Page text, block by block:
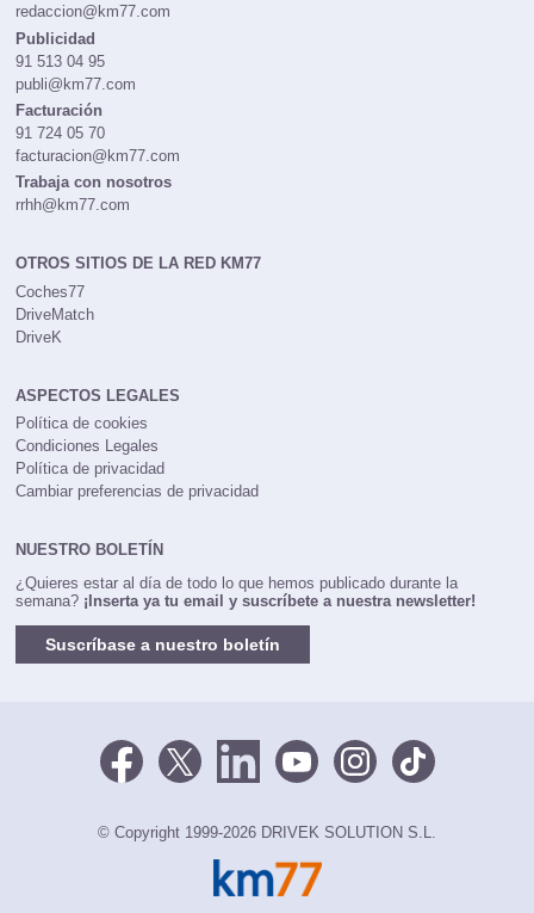
redaccion@km77.com
Publicidad
91 513 04 95
publi@km77.com
Facturación
91 724 05 70
facturacion@km77.com
Trabaja con nosotros
rrhh@km77.com
OTROS SITIOS DE LA RED KM77
Coches77
DriveMatch
DriveK
ASPECTOS LEGALES
Política de cookies
Condiciones Legales
Política de privacidad
Cambiar preferencias de privacidad
NUESTRO BOLETÍN
¿Quieres estar al día de todo lo que hemos publicado durante la
semana? ¡Inserta ya tu email y suscríbete a nuestra newsletter!
Suscríbase a nuestro boletín
© Copyright 1999-2026 DRIVEK SOLUTION S.L.